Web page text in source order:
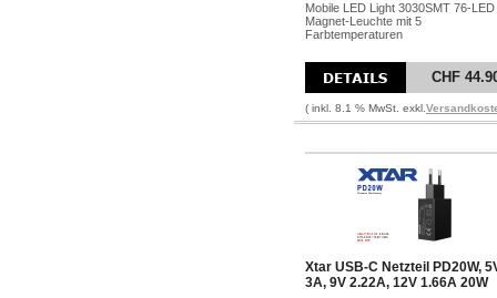
Mobile LED Light 3030SMT 76-LED
Magnet-Leuchte mit 5
Farbtemperaturen
CHF
( inkl. 8.1 % MwSt. exkl.
Xtar USB-C Netzteil PD20W,
3A, 9V 2.22A, 12V 1.66A 20W